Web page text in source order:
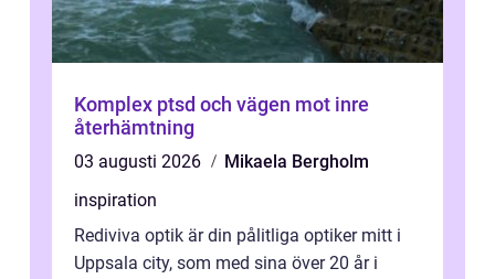
Komplex ptsd och vägen mot inre
återhämtning
03 augusti 2026
Mikaela Bergholm
inspiration
Rediviva optik är din pålitliga optiker mitt i
Uppsala city, som med sina över 20 år i